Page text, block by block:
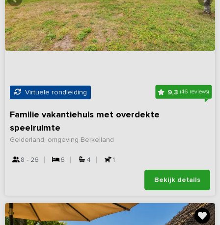
Virtuele rondleiding 9,3 (46 reviews)
Familie vakantiehuis met overdekte
speelruimte
Gelderland, omgeving Berkelland
8 - 26 6 4 1
Bekijk details